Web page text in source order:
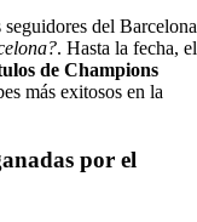
del Barcelona
. Hasta la fecha, el
de Champions
más exitosos en la
por el